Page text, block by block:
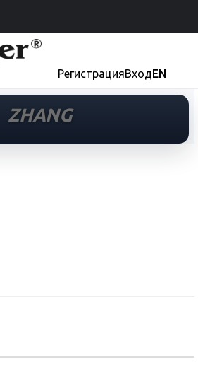
РегистрацияВходEN
ZHANG